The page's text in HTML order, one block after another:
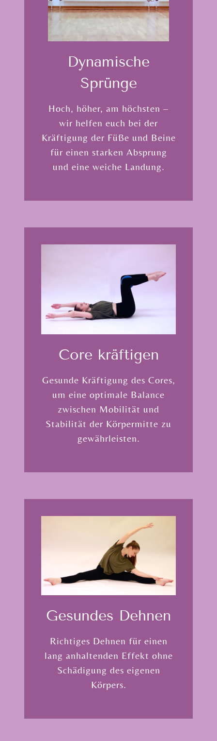
Dyna­mische
Sprünge
Hoch, höher, am höchsten –
wir helfen euch bei der
Kräftigung der Füße und Beine
für einen starken Absprung
und eine weiche Landung.
Core kräftigen
Gesunde Kräftigung des Cores,
um eine optimale Balance
zwischen Mobilität und
Stabilität der Körpermitte zu
gewährleisten.
Gesundes Dehnen
Richtiges Dehnen für einen
lang anhaltenden Effekt ohne
Schädigung des eigenen
Körpers.